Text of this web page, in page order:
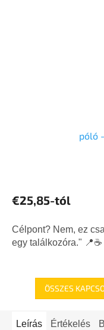
póló
átlagos
5-
ből
€25,85-tól
Célpont? Nem, ez
egy találkozóra." 📍☕
ÖSSZES
Leírás Értékelés